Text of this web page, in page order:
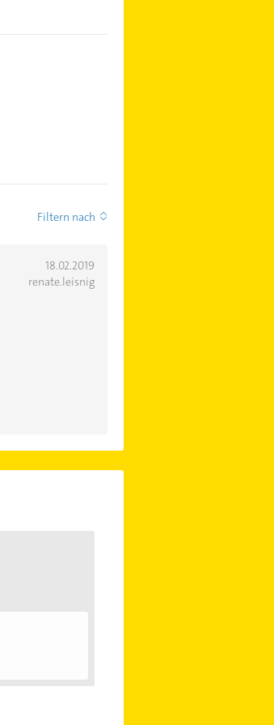
Filtern nach
18.02.2019
renate.leisnig